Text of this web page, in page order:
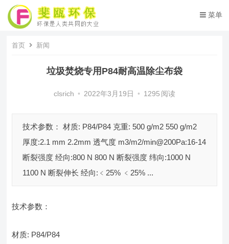
菜单
首页 新闻
垃圾焚烧专用P84耐高温除尘布袋
clsrich • 2022年3月19日 • 1295 阅读
技术参数： 材质: P84/P84 克重: 500 g/m2 550 g/m2
厚度:2.1 mm 2.2mm 透气度 m3/m2/min@200Pa:16-14
断裂强度 经向:800 N 800 N 断裂强度 纬向:1000 N
1100 N 断裂伸长 经向:﹤25% ﹤25% ...
技术参数：
材质: P84/P84